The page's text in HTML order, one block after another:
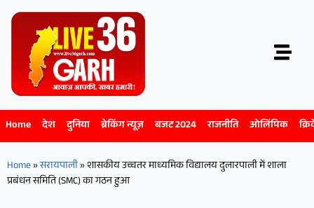
Home देश दुनिया ब्रेकिंग न्यूज़ बजट 2024 राजनीति ओलिंपिक
Home»सरायपाली»शासकीय उच्चतर माध्यमिक विद्यालय दुलारपाली में शाला
प्रबंधन समिति (SMC) का गठन हुआ